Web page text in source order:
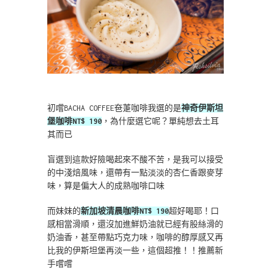
初嚐BACHA COFFEE夿萐咖啡我選的是神奇伊斯坦
堡咖啡NT$ 190 ，為什麼選它呢？單純想去土耳
其而已
盲選到這款好險喝起來不酸不苦，是我可以接受
的中淺焙風味，還帶有一點淡淡的杏仁香跟麥芽
味，算是偏大人的成熟咖啡口味
而妹妹的新加坡清晨咖啡NT$ 190超好喝耶！口
感相當滑順，還沒加進鮮奶油就已經有股絲滑的
奶油香，甚至帶點巧克力味，咖啡的醇厚感又再
比我的伊斯坦堡再淡一些，這個超推！！推薦新
手嚐嚐